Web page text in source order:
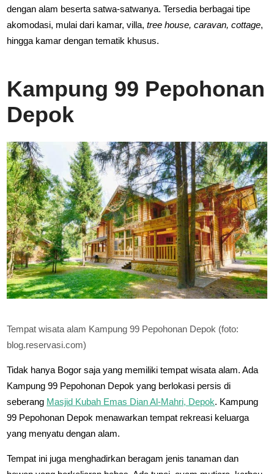
dengan alam beserta satwa-satwanya. Tersedia berbagai tipe
akomodasi, mulai dari kamar, villa,tree house, caravan, cottage,
hingga kamar dengan tematik khusus.
Kampung 99 Pepohonan
Depok
Tempat wisata alam Kampung 99 Pepohonan Depok (foto:
blog.reservasi.com)
Tidak hanya Bogor saja yang memiliki tempat wisata alam. Ada
Kampung 99 Pepohonan Depok yang berlokasi persis di
seberang Masjid Kubah Emas Dian Al-Mahri, Depok. Kampung
99 Pepohonan Depok menawarkan tempat rekreasi keluarga
yang menyatu dengan alam.
Tempat ini juga menghadirkan beragam jenis tanaman dan